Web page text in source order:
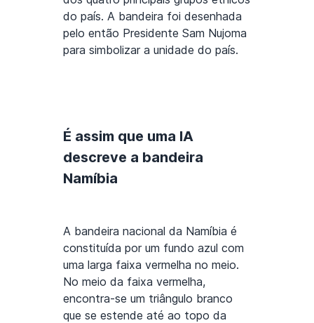
do país. A bandeira foi desenhada
pelo então Presidente Sam Nujoma
para simbolizar a unidade do país.
É assim que uma IA
descreve a bandeira
Namíbia
A bandeira nacional da Namíbia é
constituída por um fundo azul com
uma larga faixa vermelha no meio.
No meio da faixa vermelha,
encontra-se um triângulo branco
que se estende até ao topo da